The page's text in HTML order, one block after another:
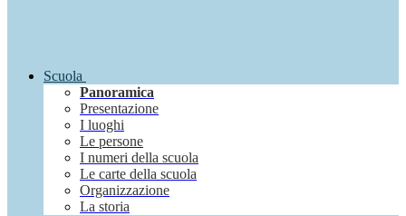
Scuola
Panoramica
Presentazione
I luoghi
Le persone
I numeri della scuola
Le carte della scuola
Organizzazione
La storia